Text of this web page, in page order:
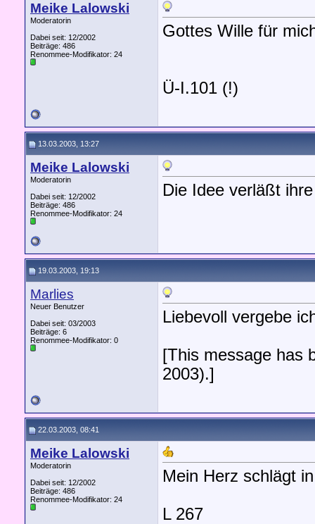
Meike Lalowski
Moderatorin
Dabei seit: 12/2002
Beiträge: 486
Renommee-Modifikator: 24
Gottes Wille für
Ü-I.101 (!)
13.03.2003, 13:27
Meike Lalowski
Moderatorin
Dabei seit: 12/2002
Beiträge: 486
Renommee-Modifikator: 24
Die Idee verläßt
19.03.2003, 19:13
Marlies
Neuer Benutzer
Dabei seit: 03/2003
Beiträge: 6
Renommee-Modifikator: 0
Liebevoll vergebe
[This message has
2003).]
22.03.2003, 08:41
Meike Lalowski
Moderatorin
Dabei seit: 12/2002
Beiträge: 486
Renommee-Modifikator: 24
Mein Herz schlägt
L 267